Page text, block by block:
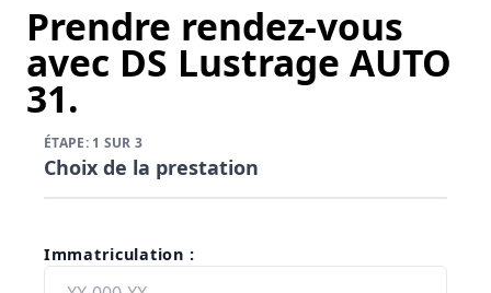
Prendre rendez-vous
avec DS Lustrage AUTO
31.
ÉTAPE: 1 SUR 3
Choix de la prestation
Immatriculation :